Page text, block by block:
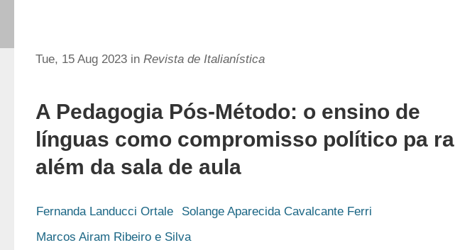
Tue, 15 Aug 2023 in Revista de Italianística
A Pedagogia Pós-Método: o ensino de
línguas como compromisso político pa ra
além da sala de aula
Fernanda Landucci Ortale
Solange Aparecida Cavalcante Ferri
Marcos Airam Ribeiro e Silva